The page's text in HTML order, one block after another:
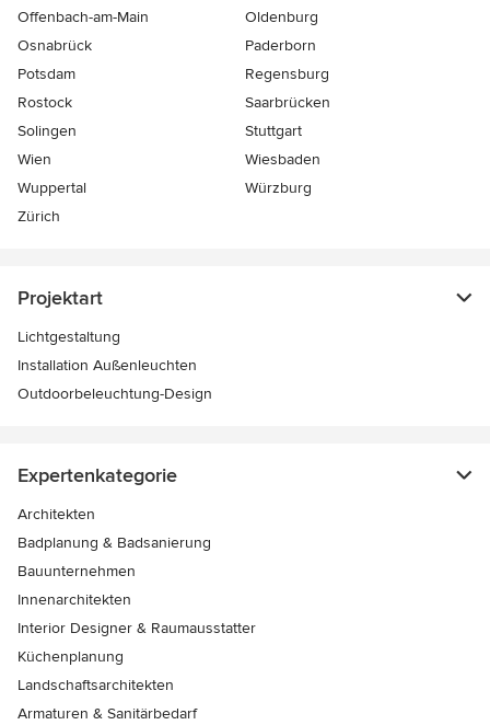
Offenbach-am-Main
Oldenburg
Osnabrück
Paderborn
Potsdam
Regensburg
Rostock
Saarbrücken
Solingen
Stuttgart
Wien
Wiesbaden
Wuppertal
Würzburg
Zürich
Projektart
Lichtgestaltung
Installation Außenleuchten
Outdoorbeleuchtung-Design
Expertenkategorie
Architekten
Badplanung & Badsanierung
Bauunternehmen
Innenarchitekten
Interior Designer & Raumausstatter
Küchenplanung
Landschaftsarchitekten
Armaturen & Sanitärbedarf